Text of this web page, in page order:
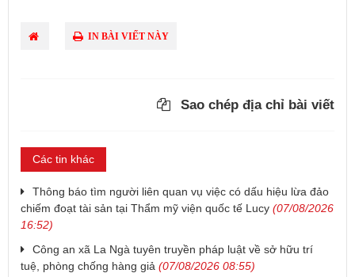
IN BÀI VIẾT NÀY
Sao chép địa chỉ bài viết
Các tin khác
Thông báo tìm người liên quan vụ việc có dấu hiệu lừa đảo
chiếm đoạt tài sản tại Thẩm mỹ viện quốc tế Lucy (07/08/2026
16:52)
Công an xã La Ngà tuyên truyền pháp luật về sở hữu trí
tuệ, phòng chống hàng giả (07/08/2026 08:55)